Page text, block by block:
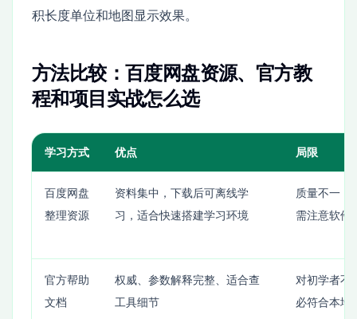
积长度单位和地图显示效果。
方法比较：百度网盘资源、官方教
程和项目实战怎么选
学习方式 优点 局限
百度网盘
整理资源
资料集中，下载后可离线学
习，适合快速搭建学习环境
质量不一，
需注意软件
官方帮助
文档
权威、参数解释完整、适合查
工具细节
对初学者不
必符合本地